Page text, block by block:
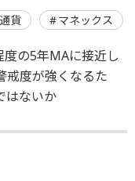
貨 マネックス
の5年MAに接近し
戒度が強くなるた
はないか